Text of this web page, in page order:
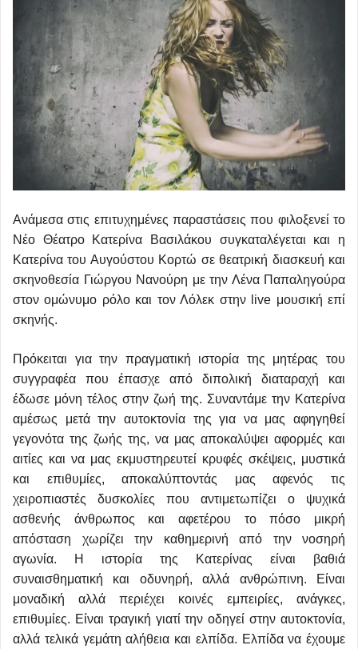
Ανάμεσα στις επιτυχημένες παραστάσεις που φιλοξενεί το
Νέο Θέατρο Κατερίνα Βασιλάκου συγκαταλέγεται και η
Κατερίνα του Αυγούστου Κορτώ σε θεατρική διασκευή και
σκηνοθεσία Γιώργου Νανούρη με την Λένα Παπαληγούρα
στον ομώνυμο ρόλο και τον Λόλεκ στην live μουσική επί
σκηνής.
Πρόκειται για την πραγματική ιστορία της μητέρας του
συγγραφέα που έπασχε από διπολική διαταραχή και
έδωσε μόνη τέλος στην ζωή της. Συναντάμε την Κατερίνα
αμέσως μετά την αυτοκτονία της για να μας αφηγηθεί
γεγονότα της ζωής της, να μας αποκαλύψει αφορμές και
αιτίες και να μας εκμυστηρευτεί κρυφές σκέψεις, μυστικά
και επιθυμίες, αποκαλύπτοντάς μας αφενός τις
χειροπιαστές δυσκολίες που αντιμετωπίζει ο ψυχικά
ασθενής άνθρωπος και αφετέρου το πόσο μικρή
απόσταση χωρίζει την καθημερινή από την νοσηρή
αγωνία. Η ιστορία της Κατερίνας είναι βαθιά
συναισθηματική και οδυνηρή, αλλά ανθρώπινη. Είναι
μοναδική αλλά περιέχει κοινές εμπειρίες, ανάγκες,
επιθυμίες. Είναι τραγική γιατί την οδηγεί στην αυτοκτονία,
αλλά τελικά γεμάτη αλήθεια και ελπίδα. Ελπίδα να έχουμε